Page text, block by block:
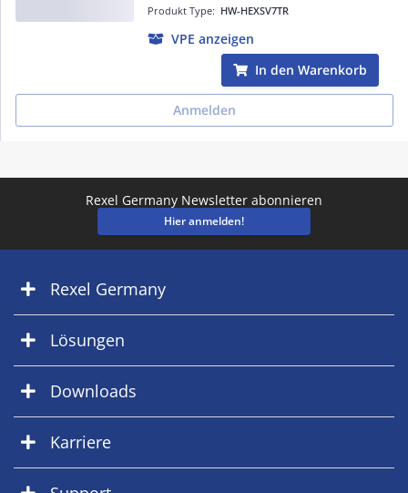
Produkt Type: HW-HEXSV7TR
VPE anzeigen
In den Warenkorb
Anmelden
Rexel Germany Newsletter abonnieren
Hier anmelden!
Rexel Germany
Lösungen
Downloads
Karriere